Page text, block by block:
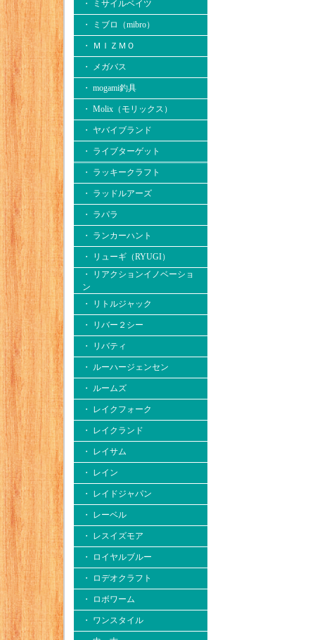
・ ミサイルベイツ
・ ミブロ（mibro）
・ ＭＩＺＭＯ
・ メガバス
・ mogami釣具
・ Molix（モリックス）
・ ヤバイブランド
・ ライブターゲット
・ ラッキークラフト
・ ラッドルアーズ
・ ラパラ
・ ランカーハント
・ リューギ（RYUGI）
・ リアクションイノベーショ
ン
・ リトルジャック
・ リバー２シー
・ リバティ
・ ルーハージェンセン
・ ルームズ
・ レイクフォーク
・ レイクランド
・ レイサム
・ レイン
・ レイドジャパン
・ レーベル
・ レスイズモア
・ ロイヤルブルー
・ ロデオクラフト
・ ロボワーム
・ ワンスタイル